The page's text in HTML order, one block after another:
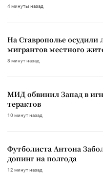
4 минуты назад
На Ставрополье осудили
мигрантов местного
8 минут назад
МИД обвинил Запад в
терактов
10 минут назад
Футболиста Антона
допинг на полгода
12 минут назад